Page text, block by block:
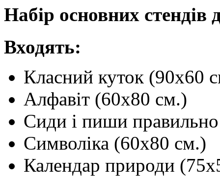
Набір основних стендів
Входять:
Класний куток (90х60
Алфавіт (60х80 см.)
Сиди і пиши
Символіка (60х80 см.)
Календар природи